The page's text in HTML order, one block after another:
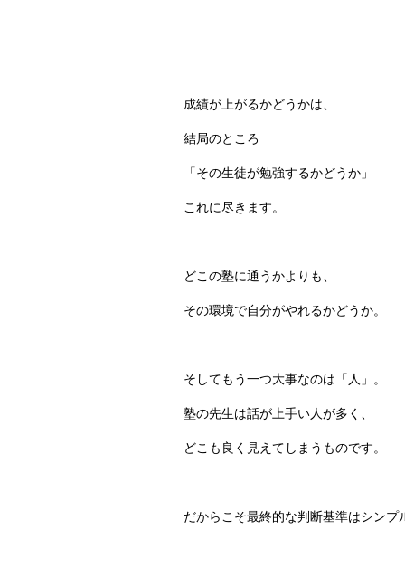
成績が上がるかどうかは、
結局のところ
「その生徒が勉強するかどうか」
これに尽きます。
どこの塾に通うかよりも、
その環境で自分がやれるかどうか。
そしてもう一つ大事なのは「人」。
塾の先生は話が上手い人が多く、
どこも良く見えてしまうものです。
だからこそ最終的な判断基準はシンプ